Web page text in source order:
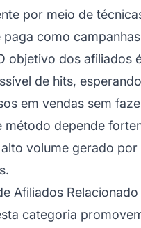
por meio de
paga como campanhas
objetivo dos afiliados
de hits,
em vendas sem
método depende
volume gerado por
Afiliados Relacionado
categoria